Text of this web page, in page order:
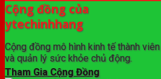
Cộng đồng của
ytechinhhang
Cộng đồng mô hình kinh tế thành viên
và quản lý sức khỏe chủ động.
Tham Gia Cộng Đồng